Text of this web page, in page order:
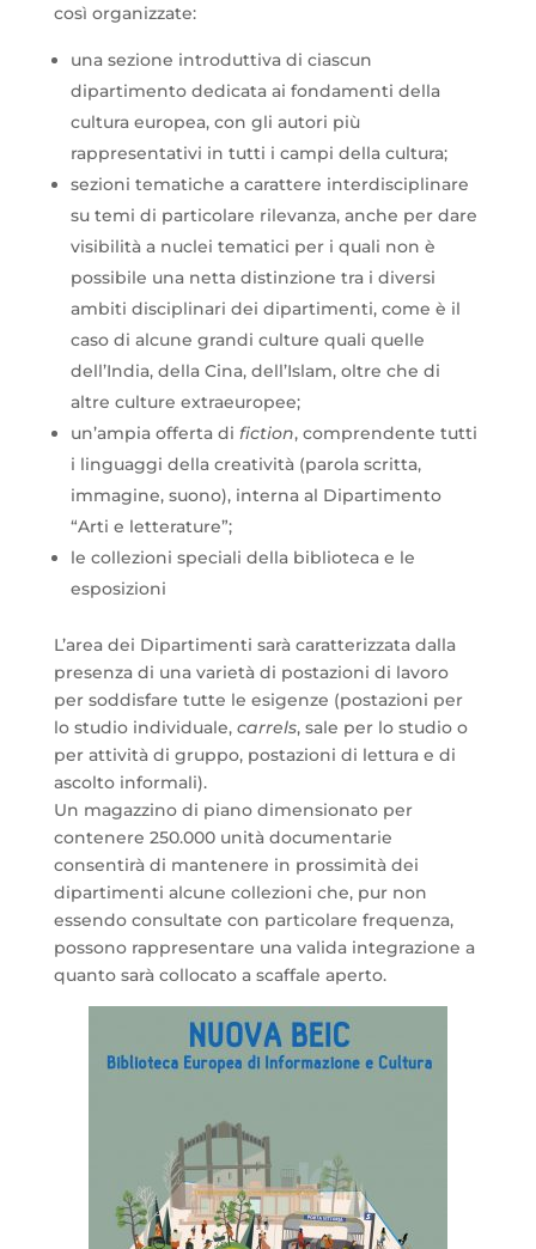
così organizzate:
una sezione introduttiva di ciascun
dipartimento dedicata ai fondamenti della
cultura europea, con gli autori più
rappresentativi in tutti i campi della cultura;
sezioni tematiche a carattere interdisciplinare
su temi di particolare rilevanza, anche per dare
visibilità a nuclei tematici per i quali non è
possibile una netta distinzione tra i diversi
ambiti disciplinari dei dipartimenti, come è il
caso di alcune grandi culture quali quelle
dell’India, della Cina, dell’Islam, oltre che di
altre culture extraeuropee;
un’ampia offerta di fiction, comprendente tutti
i linguaggi della creatività (parola scritta,
immagine, suono), interna al Dipartimento
“Arti e letterature”;
le collezioni speciali della biblioteca e le
esposizioni
L’area dei Dipartimenti sarà caratterizzata dalla
presenza di una varietà di postazioni di lavoro
per soddisfare tutte le esigenze (postazioni per
lo studio individuale, carrels, sale per lo studio o
per attività di gruppo, postazioni di lettura e di
ascolto informali).
Un magazzino di piano dimensionato per
contenere 250.000 unità documentarie
consentirà di mantenere in prossimità dei
dipartimenti alcune collezioni che, pur non
essendo consultate con particolare frequenza,
possono rappresentare una valida integrazione a
quanto sarà collocato a scaffale aperto.